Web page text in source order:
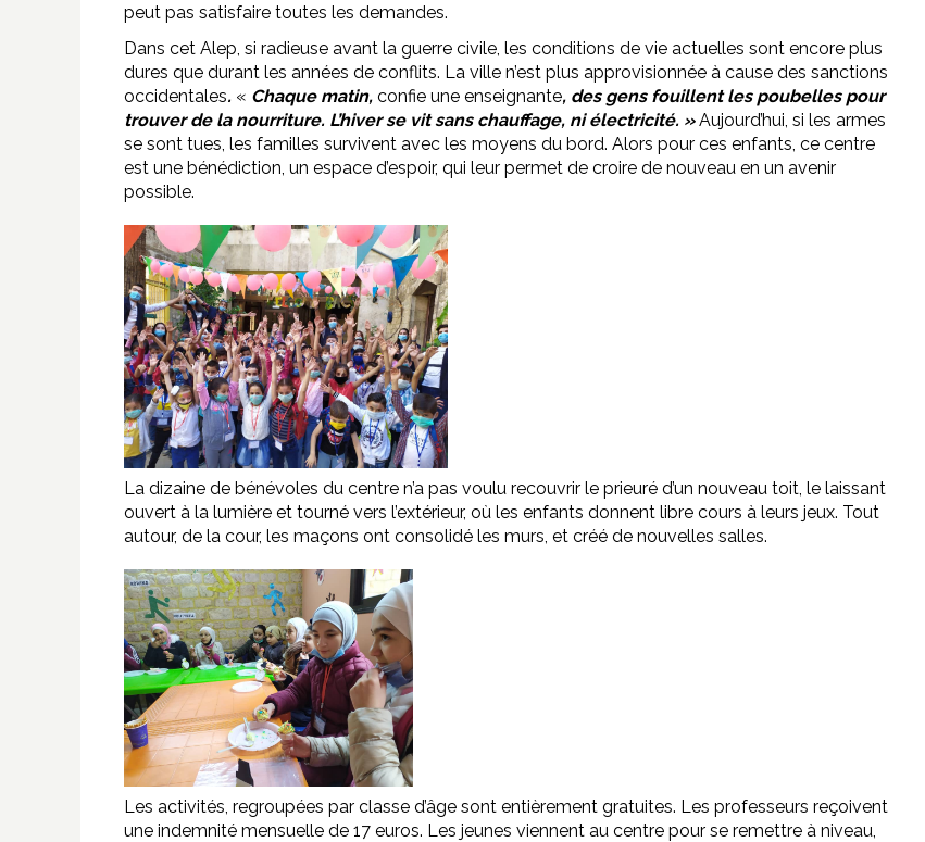
peut pas satisfaire toutes les demandes.
Dans cet Alep, si radieuse avant la guerre civile, les conditions de vie actuelles sont encore plus
dures que durant les années de conflits. La ville n’est plus approvisionnée à cause des sanctions
occidentales. « Chaque matin, confie une enseignante, des gens fouillent les poubelles pour
trouver de la nourriture. L’hiver se vit sans chauffage, ni électricité. »Aujourd’hui, si les armes
se sont tues, les familles survivent avec les moyens du bord. Alors pour ces enfants, ce centre
est une bénédiction, un espace d’espoir, qui leur permet de croire de nouveau en un avenir
possible.
La dizaine de bénévoles du centre n’a pas voulu recouvrir le prieuré d’un nouveau toit, le laissant
ouvert à la lumière et tourné vers l’extérieur, où les enfants donnent libre cours à leurs jeux. Tout
autour, de la cour, les maçons ont consolidé les murs, et créé de nouvelles salles.
Les activités, regroupées par classe d’âge sont entièrement gratuites. Les professeurs reçoivent
une indemnité mensuelle de 17 euros. Les jeunes viennent au centre pour se remettre à niveau,